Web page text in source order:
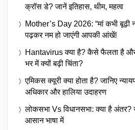
क्रॉस डे? जानें इतिहास, थीम, महत्व
Mother’s Day 2026: “मां कभी बूढ़ी
पढ़कर नम हो जाएंगी आपकी आंखें!
Hantavirus क्या है? कैसे फैलता है और
भर में क्यों बढ़ी चिंता?
एमिकस क्यूरी क्या होता है? जानिए
अधिकार और हालिया उदाहरण
लोकसभा Vs विधानसभा: क्या है अंतर?
आसान भाषा में